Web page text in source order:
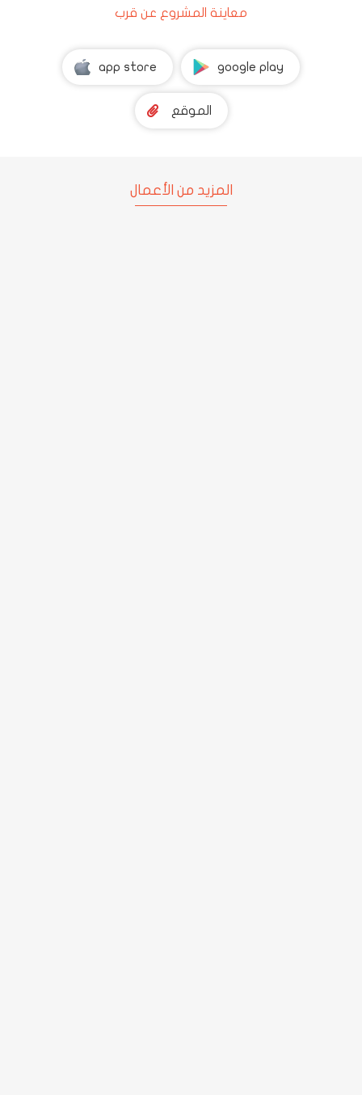
معاينة المشروع عن قرب
google play
app store
الموقع
المزيد من الأعمال